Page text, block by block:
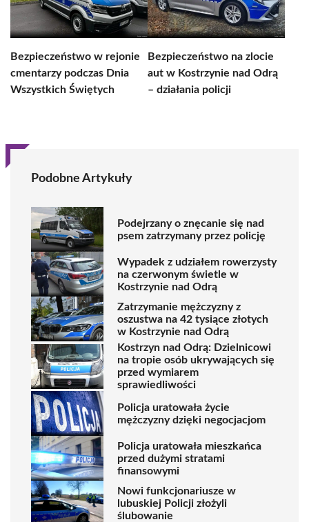
Bezpieczeństwo w rejonie
cmentarzy podczas Dnia
Wszystkich Świętych
Bezpieczeństwo na zlocie
aut w Kostrzynie nad Odrą
– działania policji
Podobne Artykuły
Podejrzany o znęcanie się nad
psem zatrzymany przez policję
Wypadek z udziałem rowerzysty
na czerwonym świetle w
Kostrzynie nad Odrą
Zatrzymanie mężczyzny z
oszustwa na 42 tysiące złotych
w Kostrzynie nad Odrą
Kostrzyn nad Odrą: Dzielnicowi
na tropie osób ukrywających się
przed wymiarem
sprawiedliwości
Policja uratowała życie
mężczyzny dzięki negocjacjom
Policja uratowała mieszkańca
przed dużymi stratami
finansowymi
Nowi funkcjonariusze w
lubuskiej Policji złożyli
ślubowanie